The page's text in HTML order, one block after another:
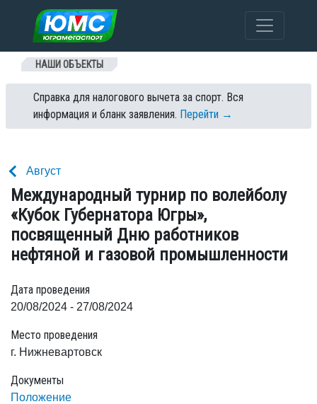
Перейти к содержанию
НАШИ ОБЪЕКТЫ
Справка для налогового вычета за спорт. Вся
информация и бланк заявления. Перейти →
Август
Международный турнир по волейболу
«Кубок Губернатора Югры»,
посвященный Дню работников
нефтяной и газовой промышленности
Дата проведения
20/08/2024 - 27/08/2024
Место проведения
г. Нижневартовск
Документы
Положение